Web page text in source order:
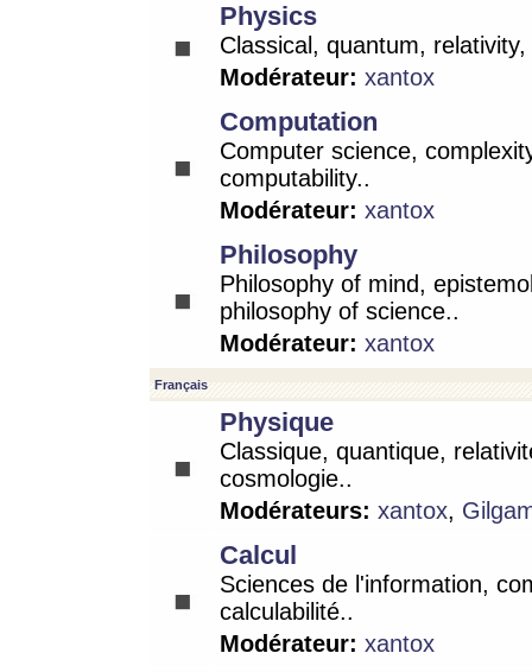
Physics
Classical, quantum,
Modérateur: xantox
Computation
Computer science,
computability..
Modérateur: xantox
Philosophy
Philosophy of mind,
philosophy of science..
Modérateur: xantox
Français
Physique
Classique, quantique,
cosmologie..
Modérateurs: xantox,
Calcul
Sciences de l'information,
calculabilité..
Modérateur: xantox